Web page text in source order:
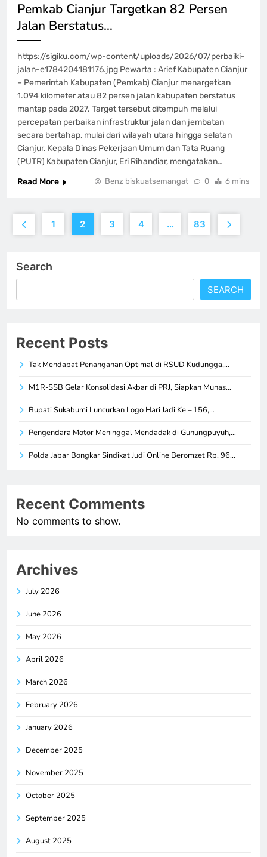
Pemkab Cianjur Targetkan 82 Persen
Jalan Berstatus…
https://sigiku.com/wp-content/uploads/2026/07/perbaiki-
jalan-e1784204181176.jpg Pewarta : Arief Kabupaten Cianjur
– Pemerintah Kabupaten (Pemkab) Cianjur menargetkan
1.094 kilometer atau 82 persen jalan kabupaten berstatus
mantap pada 2027. Target tersebut ditempuh melalui
percepatan perbaikan infrastruktur jalan dan jembatan
secara bertahap, mulai dari wilayah utara hingga selatan
Cianjur. Kepala Dinas Pekerjaan Umum dan Tata Ruang
(PUTR) Kabupaten Cianjur, Eri Rihandiar, mengatakan…
Read More
Benz biskuatsemangat 0 6 mins
1 2 3 4 … 83
Search
SEARCH
Recent Posts
Tak Mendapat Penanganan Optimal di RSUD Kudungga,…
M1R-SSB Gelar Konsolidasi Akbar di PRJ, Siapkan Munas…
Bupati Sukabumi Luncurkan Logo Hari Jadi Ke – 156,…
Pengendara Motor Meninggal Mendadak di Gunungpuyuh,…
Polda Jabar Bongkar Sindikat Judi Online Beromzet Rp. 96…
Recent Comments
No comments to show.
Archives
July 2026
June 2026
May 2026
April 2026
March 2026
February 2026
January 2026
December 2025
November 2025
October 2025
September 2025
August 2025